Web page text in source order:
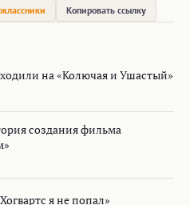
Копировать ссылку
на «Колючая и Ушастый»
создания фильма
я не попал»